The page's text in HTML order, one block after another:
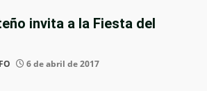
invita a la Fiesta del
6 de abril de 2017